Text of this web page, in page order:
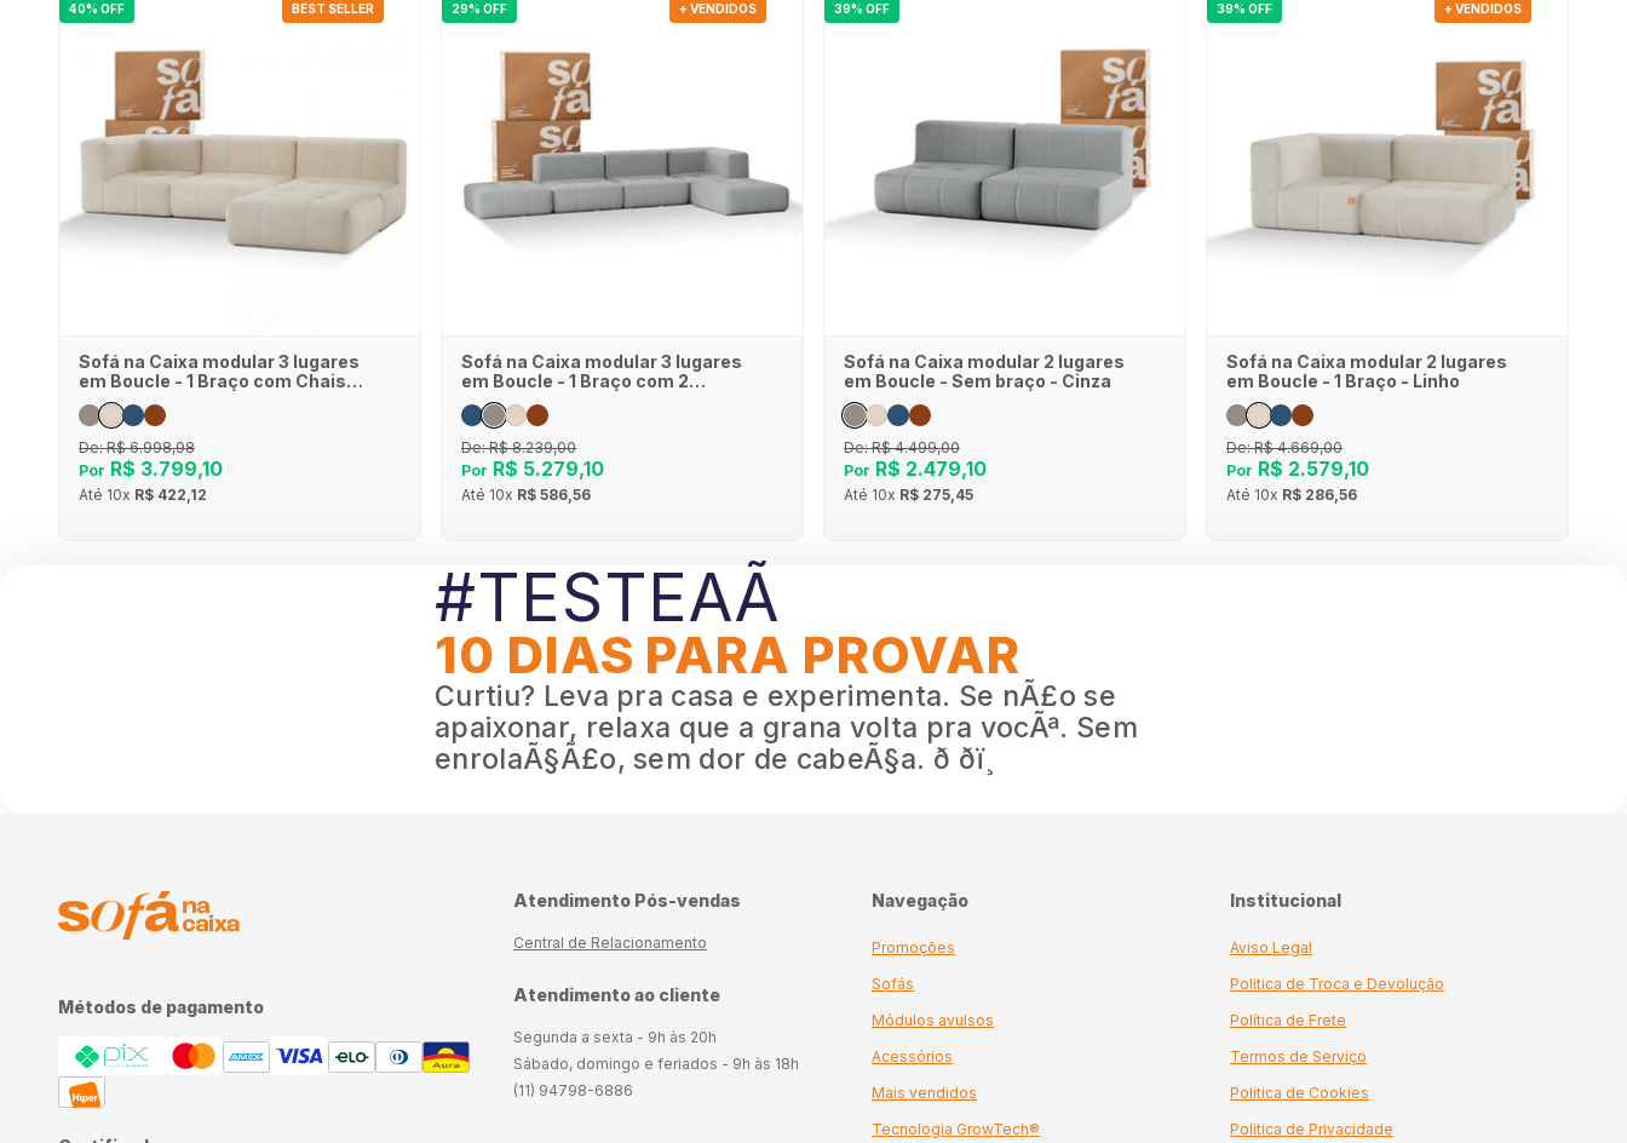
40% OFF BEST SELLER
Sofá na Caixa modular 3 lugares
em Boucle - 1 Braço com Chaise
- Linho
De:R$ 6.998,98
Por R$ 3.799,10
Até 10x R$ 422,12
29% OFF + VENDIDOS
Sofá na Caixa modular 3 lugares
em Boucle - 1 Braço com 2
Chaises - Cinza
De:R$ 8.239,00
Por R$ 5.279,10
Até 10x R$ 586,56
39% OFF
Sofá na Caixa modular 2 lugares
em Boucle - Sem braço - Cinza
De:R$ 4.499,00
Por R$ 2.479,10
Até 10x R$ 275,45
39% OFF + VENDIDOS
Sofá na Caixa modular 2 lugares
em Boucle - 1 Braço - Linho
De:R$ 4.669,00
Por R$ 2.579,10
Até 10x R$ 286,56
#TESTEAÃ
10 DIAS PARA PROVAR
Curtiu? Leva pra casa e experimenta. Se nÃ£o se
apaixonar, relaxa que a grana volta pra vocÃª. Sem
enrolaÃ§Ã£o, sem dor de cabeÃ§a. ð ðï¸
Métodos de pagamento
Atendimento Pós-vendas
Central de Relacionamento
Atendimento ao cliente
Segunda a sexta - 9h às 20h
Sábado, domingo e feriados - 9h às 18h
(11) 94798-6886
Navegação
Promoções
Sofás
Módulos avulsos
Acessórios
Mais vendidos
Tecnologia GrowTech®
Institucional
Aviso Legal
Politica de Troca e Devolução
Política de Frete
Termos de Serviço
Política de Cookies
Política de Privacidade